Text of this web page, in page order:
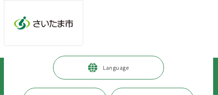
Language
事業者向けの情報 > 届出・手続き 入札・契約